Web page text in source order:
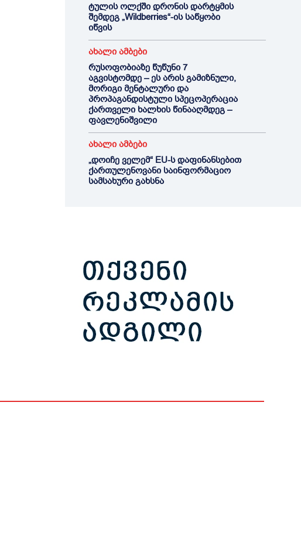
ტულის ოლქში დრონის დარტყმის
შემდეგ „Wildberries“-ის საწყობი
იწვის
ახალი ამბები
რუსოფობიაზე წუწუნი 7
აგვისტომდე – ეს არის გამიზნული,
მორიგი მენტალური და
პროპაგანდისტული სპეცოპერაცია
ქართველი ხალხის წინააღმდეგ –
ფავლენიშვილი
ახალი ამბები
„დოიჩე ველემ“ EU-ს დაფინანსებით
ქართულენოვანი საინფორმაციო
სამსახური გახსნა